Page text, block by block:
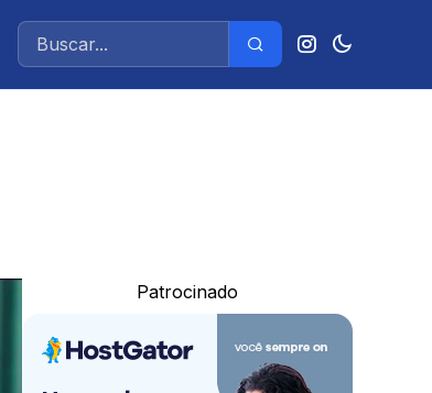
Patrocinado